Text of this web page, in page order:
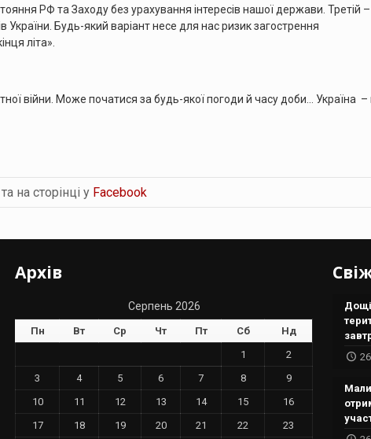
РФ та Заходу без урахування інтересів нашої держави. Третій –
України. Будь-який варіант несе для нас ризик загострення
літа».
війни. Може початися за будь-якої погоди й часу доби… Україна –
на сторінці у Facebook
Архів
Серпень 2026
Пн Вт Ср Чт Пт Сб
Нд
1
2
3
4 5 6 7 8
9
10
11 12 13 14 15
16
17
18 19 20 21 22 23
Дощі